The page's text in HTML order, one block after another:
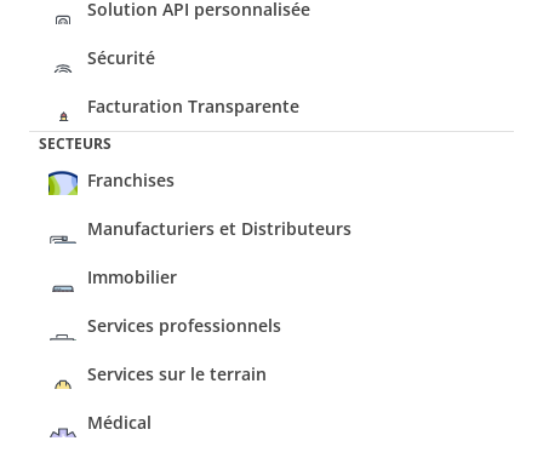
Solution API personnalisée
Sécurité
Facturation Transparente
SECTEURS
Franchises
Manufacturiers et Distributeurs
Immobilier
Services professionnels
Services sur le terrain
Médical